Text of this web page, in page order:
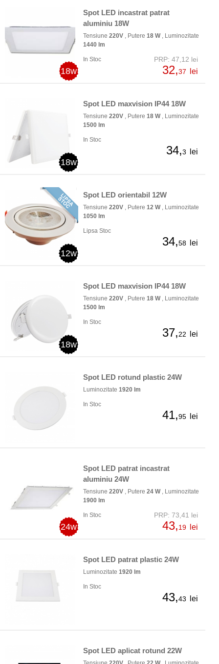
18w
Spot LED incastrat patrat
aluminiu 18W
Tensiune 220V , Putere 18 W, Luminozitate
1440 lm
In Stoc PRP: 47,12 lei
32,37 lei
18w
Spot LED maxvision IP44 18W
Tensiune 220V , Putere 18 W, Luminozitate
1500 lm
In Stoc
34,3 lei
12w
Spot LED orientabil 12W
Tensiune 220V , Putere 12 W, Luminozitate
1050 lm
Lipsa Stoc
34,58 lei
18w
Spot LED maxvision IP44 18W
Tensiune 220V , Putere 18 W, Luminozitate
1500 lm
In Stoc
37,22 lei
Spot LED rotund plastic 24W
Luminozitate 1920 lm
In Stoc
41,95 lei
24w
Spot LED patrat incastrat
aluminiu 24W
Tensiune 220V , Putere 24 W, Luminozitate
1900 lm
In Stoc PRP: 73,41 lei
43,19 lei
Spot LED patrat plastic 24W
Luminozitate 1920 lm
In Stoc
43,43 lei
Spot LED aplicat rotund 22W